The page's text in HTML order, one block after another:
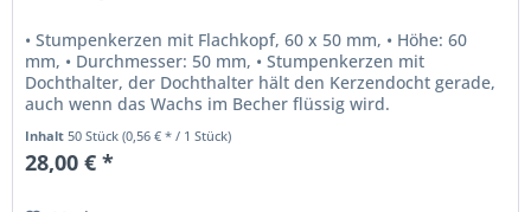
• Stumpenkerzen mit Flachkopf, 60 x 50 mm, • Höhe: 60
mm, • Durchmesser: 50 mm, • Stumpenkerzen mit
Dochthalter, der Dochthalter hält den Kerzendocht gerade,
auch wenn das Wachs im Becher flüssig wird.
Inhalt50 Stück(0,56 € * / 1 Stück)
28,00 € *